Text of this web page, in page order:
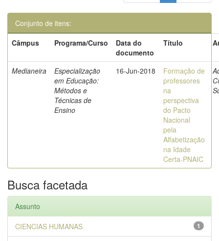
Conjunto de itens:
Câmpus
Programa/Curso
Data do
documento
Título
Medianeira
Especialização
em Educação:
Métodos e
Técnicas de
Ensino
16-Jun-2018
Formação de
professores
na
perspectiva
do Pacto
Nacional
pela
Alfabetização
na Idade
Certa-PNAIC
Busca facetada
Assunto
1
CIENCIAS HUMANAS